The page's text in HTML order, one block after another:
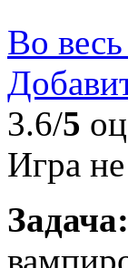
Во
3.6/5
Игра не
Задача: